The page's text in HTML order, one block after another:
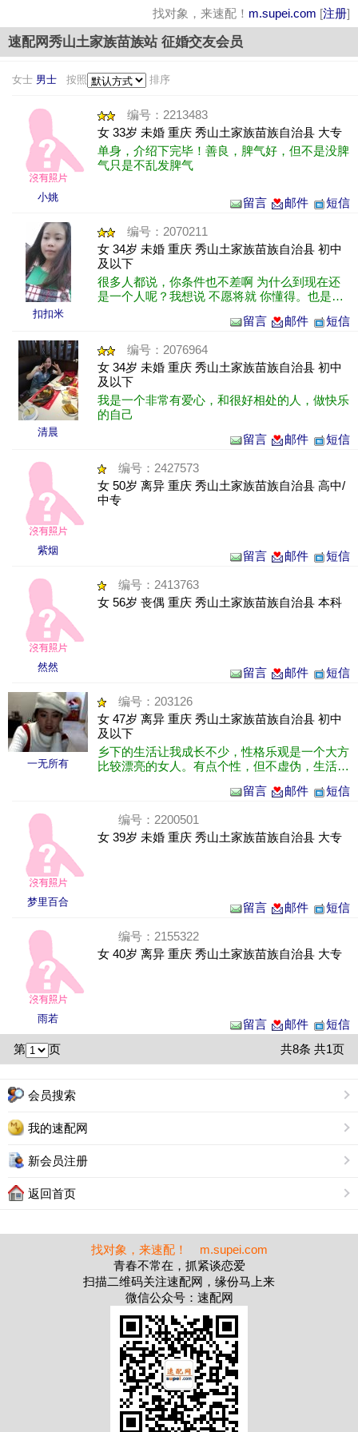
找对象，来速配！ m.supei.com [注册]
速配网秀山土家族苗族站 征婚交友会员
女士 男士 按照 排序
小姚
编号：2213483
女 33岁 未婚 重庆 秀山土家族苗族自治县 大专
单身，介绍下完毕！善良，脾气好，但不是没脾
气只是不乱发脾气
留言 邮件 短信
扣扣米
编号：2070211
女 34岁 未婚 重庆 秀山土家族苗族自治县 初中
及以下
很多人都说，你条件也不差啊 为什么到现在还
是一个人呢？我想说 不愿将就 你懂得。也是他
么！因为从小自卑的缘故，长大之后性......
留言 邮件 短信
清晨
编号：2076964
女 34岁 未婚 重庆 秀山土家族苗族自治县 初中
及以下
我是一个非常有爱心，和很好相处的人，做快乐
的自己
留言
邮件 短信
紫烟
编号：2427573
女 50岁 离异 重庆 秀山土家族苗族自治县 高中/
中专
留言 邮件 短信
然然
编号：2413763
女 56岁 丧偶 重庆 秀山土家族苗族自治县 本科
留言 邮件 短信
一无所有
编号：203126
女 47岁 离异 重庆 秀山土家族苗族自治县 初中
及以下
乡下的生活让我成长不少，性格乐观是一个大方
比较漂亮的女人。有点个性，但不虚伪，生活实
留言 邮件 短信
梦里百合
编号：2200501
女 39岁 未婚 重庆 秀山土家族苗族自治县 大专
留言 邮件 短信
雨若
编号：2155322
女 40岁 离异 重庆 秀山土家族苗族自治县 大专
留言 邮件
短信
第
页 共8条 共1页
会员搜索
我的速配网
新会员注册
返回首页
找对象，来速配！ m.supei.com
青春不常在，抓紧谈恋爱
扫描二维码关注速配网，缘份马上来
微信公众号：速配网